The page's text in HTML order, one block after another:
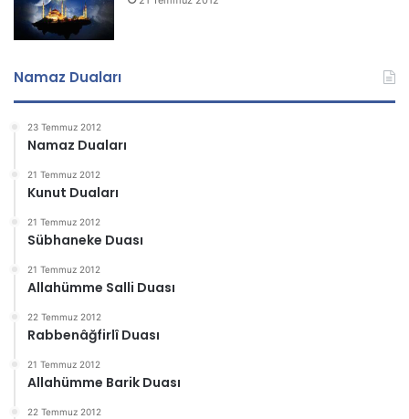
Namaz Duaları
23 Temmuz 2012
Namaz Duaları
21 Temmuz 2012
Kunut Duaları
21 Temmuz 2012
Sübhaneke Duası
21 Temmuz 2012
Allahümme Salli Duası
22 Temmuz 2012
Rabbenâğfirlî Duası
21 Temmuz 2012
Allahümme Barik Duası
22 Temmuz 2012